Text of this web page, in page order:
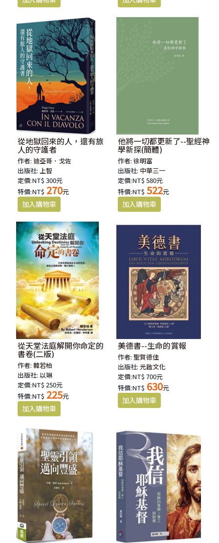
從地獄回來的人，還有旅
人的守護者
作者:迪亞哥．戈佐
出版社:上智
定價:NT$ 300元
特價:NT$ 270元
他將一切都更新了--聖經神
學新探(簡體)
作者:徐明富
出版社: 中華三一
定價:NT$ 580元
特價:NT$ 522元
從天堂法庭解開你命定的
書卷(二版)
作者:韓若柏
出版社:以琳
定價:NT$ 250元
特價:NT$ 225元
美德書--生命的賞報
作者:聖賀德佳
出版社:光啟文化
定價:NT$ 700元
特價:NT$ 630元